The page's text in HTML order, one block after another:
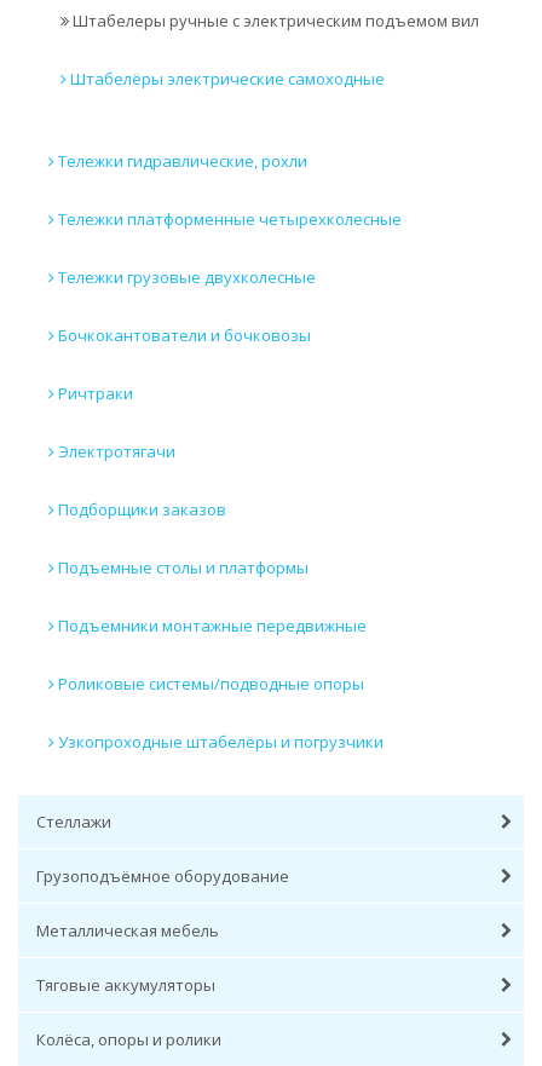
Штабелеры ручные с электрическим подъемом вил
Штабелёры электрические самоходные
Тележки гидравлические, рохли
Тележки платформенные четырехколесные
Тележки грузовые двухколесные
Бочкокантователи и бочковозы
Ричтраки
Электротягачи
Подборщики заказов
Подъемные столы и платформы
Подъемники монтажные передвижные
Роликовые системы/подводные опоры
Узкопроходные штабелёры и погрузчики
Стеллажи
Грузоподъёмное оборудование
Металлическая мебель
Тяговые аккумуляторы
Колёса, опоры и ролики